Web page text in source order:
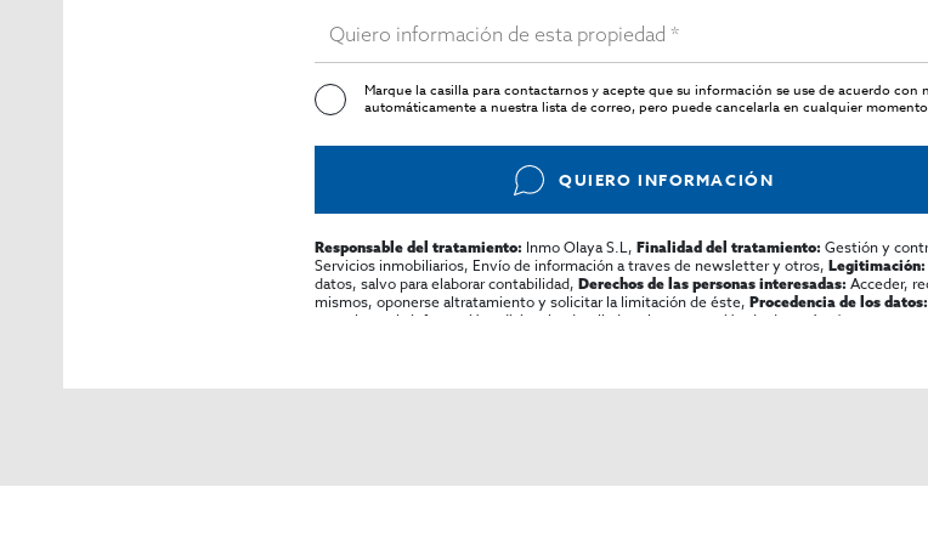
Marque la casilla para contactarnos y acepte que su información se use de acuerdo con
automáticamente a nuestra lista de correo, pero puede cancelarla en cualquier
QUIERO INFORMACIÓN
Responsable del tratamiento: Inmo Olaya S.L, Finalidad del tratamiento: Gestión y
Servicios inmobiliarios, Envío de información a traves de newsletter y otros, Legitimación:
datos, salvo para elaborar contabilidad, Derechos de las personas interesadas: Acceder,
mismos, oponerse altratamiento y solicitar la limitación de éste, Procedencia de los datos:
consultarse la información adicional y detallada sobre protección de datos
Aquí.